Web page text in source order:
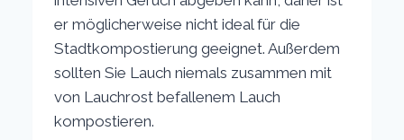
er möglicherweise nicht ideal für die
Stadtkompostierung geeignet. Außerdem
sollten Sie Lauch niemals zusammen mit
von Lauchrost befallenem Lauch
kompostieren.